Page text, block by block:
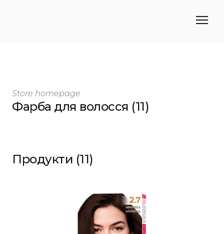
Store homepage
Фарба для волосся (11)
Продукти (11)